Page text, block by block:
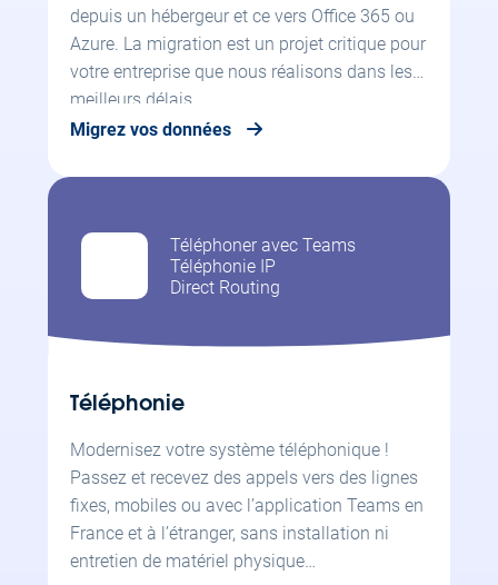
depuis un hébergeur et ce vers Office 365 ou
Azure. La migration est un projet critique pour
votre entreprise que nous réalisons dans les
meilleurs délais…
Migrez vos données
Téléphoner avec Teams
Téléphonie IP
Direct Routing
Téléphonie
Modernisez votre système téléphonique !
Passez et recevez des appels vers des lignes
fixes, mobiles ou avec l’application Teams en
France et à l’étranger, sans installation ni
entretien de matériel physique…